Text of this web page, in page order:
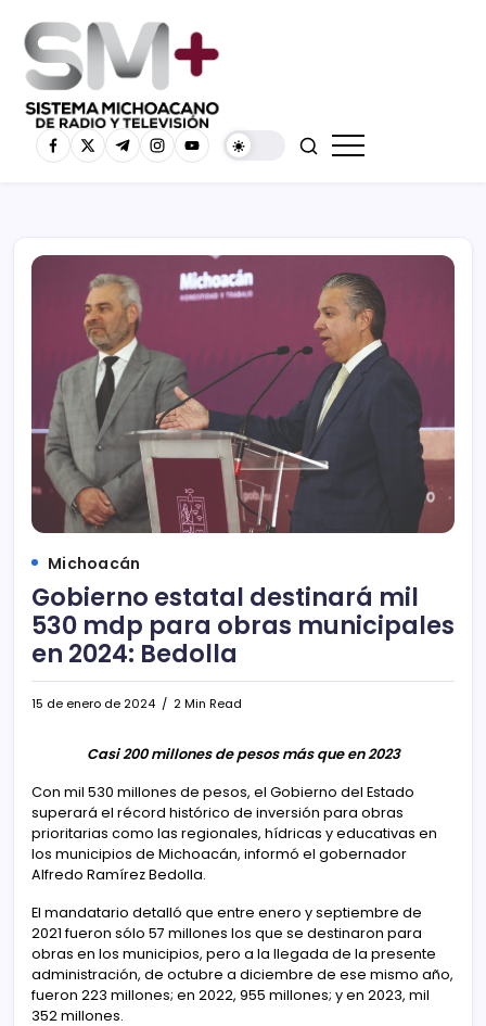
Michoacán
Gobierno estatal destinará mil
530 mdp para obras municipales
en 2024: Bedolla
15 de enero de 2024 2 Min Read
Casi 200 millones de pesos más que en 2023
Con mil 530 millones de pesos, el Gobierno del Estado
superará el récord histórico de inversión para obras
prioritarias como las regionales, hídricas y educativas en
los municipios de Michoacán, informó el gobernador
Alfredo Ramírez Bedolla.
El mandatario detalló que entre enero y septiembre de
2021 fueron sólo 57 millones los que se destinaron para
obras en los municipios, pero a la llegada de la presente
administración, de octubre a diciembre de ese mismo año,
fueron 223 millones; en 2022, 955 millones; y en 2023, mil
352 millones.